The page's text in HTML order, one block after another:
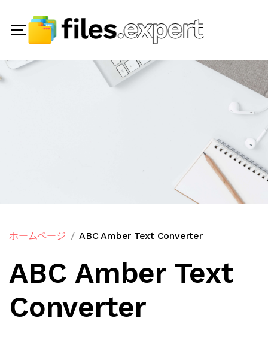
ホームページ ABC Amber Text Converter
ABC Amber Text
Converter